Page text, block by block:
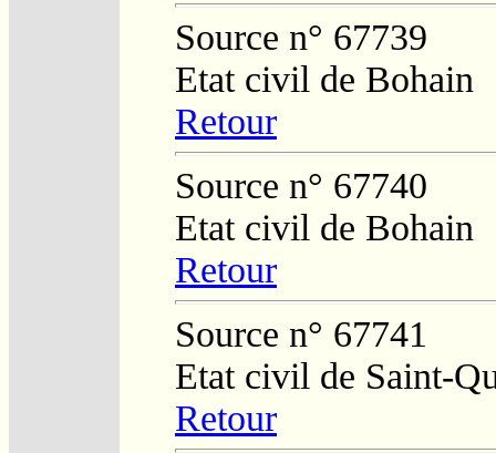
Source n° 67739
Etat civil de Bohain
Retour
Source n° 67740
Etat civil de Bohain
Retour
Source n° 67741
Etat civil de Saint-
Retour